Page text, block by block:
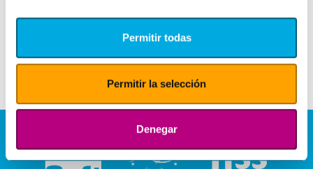
Permitir todas
Permitir la selección
Denegar